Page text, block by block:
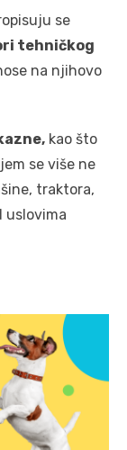
se
tehničkog
na njihovo
kao što
se više ne
traktora,
uslovima